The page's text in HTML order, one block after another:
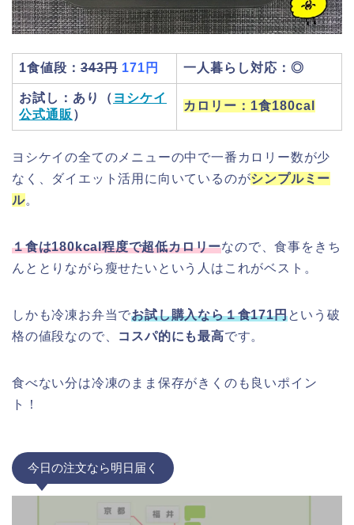
1食値段： 343円 171円 一人暮らし対応：◎
お試し：あり（ ヨシケイ
公式通販 ）
カロリー：1食180cal
ヨシケイの全てのメニューの中で一番カロリー数が少
なく、ダイエット活用に向いているのがシンプルミー
ル。
１食は180kcal程度で超低カロリーなので、食事をきち
んととりながら瘦せたいという人はこれがベスト。
しかも冷凍お弁当でお試し購入なら１食171円という破
格の値段なので、 コスパ的にも最高です。
食べない分は冷凍のまま保存がきくのも良いポイン
ト！
今日の注文なら明日届く